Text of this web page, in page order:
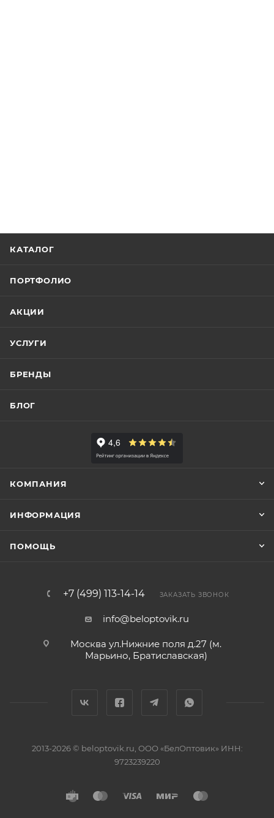
КАТАЛОГ
ПОРТФОЛИО
АКЦИИ
УСЛУГИ
БРЕНДЫ
БЛОГ
КОМПАНИЯ
ИНФОРМАЦИЯ
ПОМОЩЬ
+7 (499) 113-14-14 ЗАКАЗАТЬ ЗВОНОК
info@beloptovik.ru
Москва ул.Нижние поля д.27 (м.
Марьино, Братиславская)
2013-2026 © beloptovik.ru, ООО «БелОптовик» ИНН:
9723239220